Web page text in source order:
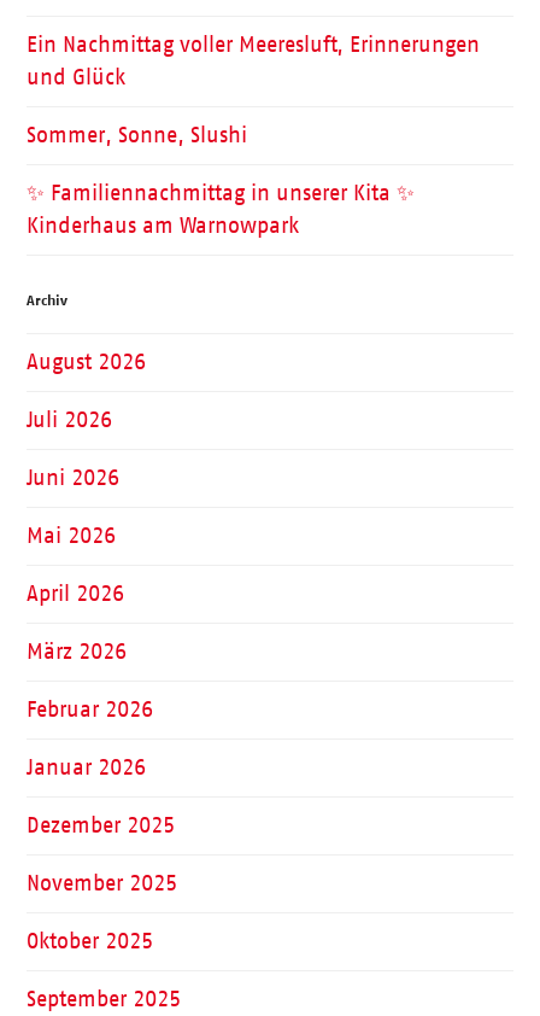
Ein Nachmittag voller Meeresluft, Erinnerungen
und Glück
Sommer, Sonne, Slushi
✨ Familiennachmittag in unserer Kita ✨
Kinderhaus am Warnowpark
Archiv
August 2026
Juli 2026
Juni 2026
Mai 2026
April 2026
März 2026
Februar 2026
Januar 2026
Dezember 2025
November 2025
Oktober 2025
September 2025